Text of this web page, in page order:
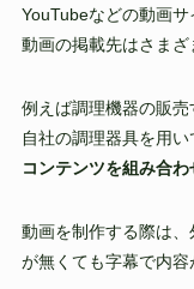
YouTubeなどの動画サ
動画の掲載先はさまざ
例えば調理機器の販売
自社の調理器具を用い
コンテンツを組み合わ
動画を制作する際は
が無くても字幕で内容